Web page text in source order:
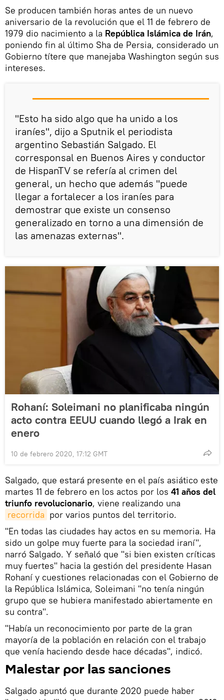
Se producen también horas antes de un nuevo
aniversario de la revolución que el 11 de febrero de
1979 dio nacimiento a la República Islámica de Irán,
poniendo fin al último Sha de Persia, considerado un
Gobierno títere que manejaba Washington según sus
intereses.
"Esto ha sido algo que ha unido a los
iraníes", dijo a Sputnik el periodista
argentino Sebastián Salgado. El
corresponsal en Buenos Aires y conductor
de HispanTV se refería al crimen del
general, un hecho que además "puede
llegar a fortalecer a los iraníes para
demostrar que existe un consenso
generalizado en torno a una dimensión de
las amenazas externas".
Rohaní: Soleimani no planificaba ningún
acto contra EEUU cuando llegó a Irak en
enero
10 de febrero 2020, 17:12 GMT
Salgado, que estará presente en el país asiático este
martes 11 de febrero en los actos por los 41 años del
triunfo revolucionario, viene realizando una
recorrida por varios puntos del territorio.
"En todas las ciudades hay actos en su memoria. Ha
sido un golpe muy fuerte para la sociedad iraní",
narró Salgado. Y señaló que "si bien existen críticas
muy fuertes" hacia la gestión del presidente Hasan
Rohaní y cuestiones relacionadas con el Gobierno de
la República Islámica, Soleimani "no tenía ningún
grupo que se hubiera manifestado abiertamente en
su contra".
"Había un reconocimiento por parte de la gran
mayoría de la población en relación con el trabajo
que venía haciendo desde hace décadas", indicó.
Malestar por las sanciones
Salgado apuntó que durante 2020 puede haber